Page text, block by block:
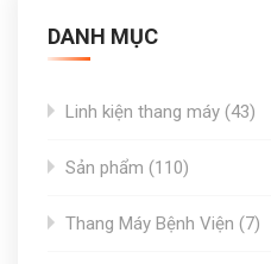
DANH MỤC
Linh kiện thang máy 4343
Sản phẩm
110110
Thang Máy Bệnh Viện
77